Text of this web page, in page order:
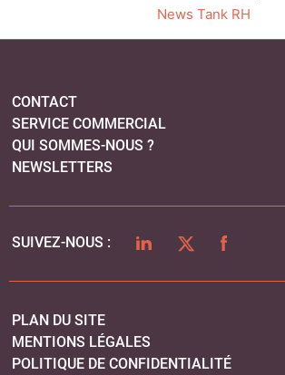
LINKEDINTWITTERFACEBOOK
MENTIONS LÉGALES
POLITIQUE DE CONFIDENTIALITÉ
COOKIES